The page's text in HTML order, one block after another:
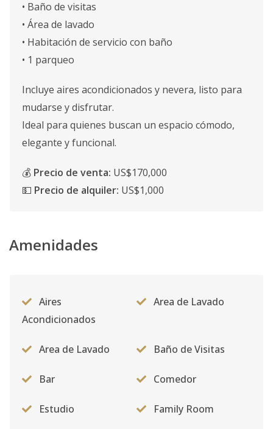
• Baño de visitas
• Área de lavado
• Habitación de servicio con baño
• 1 parqueo
Incluye aires acondicionados y nevera, listo para
mudarse y disfrutar.
Ideal para quienes buscan un espacio cómodo,
elegante y funcional.
💰 Precio de venta: US$170,000
💵 Precio de alquiler: US$1,000
Amenidades
Aires
Acondicionados
Area de Lavado
Area de Lavado Baño de Visitas
Bar Comedor
Estudio Family Room